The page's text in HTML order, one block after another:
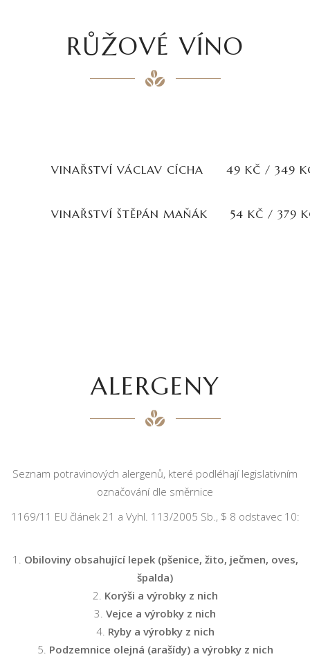
RŮŽOVÉ VÍNO
VINAŘSTVÍ VÁCLAV CÍCHA 49 KČ / 349
VINAŘSTVÍ ŠTĚPÁN MAŇÁK 54 KČ / 379
ALERGENY
Seznam potravinových alergenů, které podléhají legislativním
označování dle směrnice
1169/11 EU článek 21 a Vyhl. 113/2005 Sb., $ 8 odstavec 10:
Obiloviny obsahující lepek (pšenice, žito, ječmen, oves,
špalda)
Korýši a výrobky z nich
Vejce a výrobky z nich
Ryby a výrobky z nich
Podzemnice olejná (arašídy) a výrobky z nich